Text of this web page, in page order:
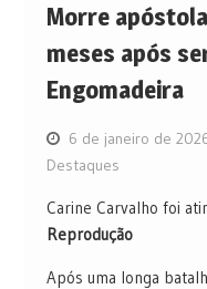
Morre
meses após
Engomadeira
6 de janeiro de
Destaques
Carine Carvalho foi
Reprodução
Após uma longa